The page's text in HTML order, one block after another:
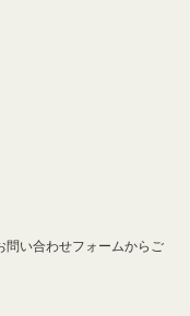
問い合わせフォームからご